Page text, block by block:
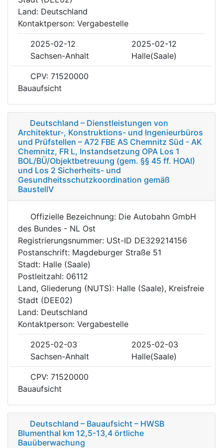
Land: Deutschland
Kontaktperson: Vergabestelle
2025-02-12
2025-02-12
Sachsen-Anhalt
Halle(Saale)
CPV: 71520000
Bauaufsicht
Deutschland – Dienstleistungen von
Architektur-, Konstruktions- und Ingenieurbüros
und Prüfstellen – A72 FBE AS Chemnitz Süd - AK
Chemnitz, FR L, Instandsetzung OPA Los 1
BOL/BÜ/Objektbetreuung (gem. §§ 45 ff. HOAI)
und Los 2 Sicherheits- und
Gesundheitsschutzkoordination gemäß
BaustellV
Offizielle Bezeichnung: Die Autobahn GmbH
des Bundes - NL Ost
Registrierungsnummer: USt-ID DE329214156
Postanschrift: Magdeburger Straße 51
Stadt: Halle (Saale)
Postleitzahl: 06112
Land, Gliederung (NUTS): Halle (Saale), Kreisfreie
Stadt (DEE02)
Land: Deutschland
Kontaktperson: Vergabestelle
2025-02-03
2025-02-03
Sachsen-Anhalt
Halle(Saale)
CPV: 71520000
Bauaufsicht
Deutschland – Bauaufsicht – HWSB
Blumenthal km 12,5-13,4 örtliche
Bauüberwachung